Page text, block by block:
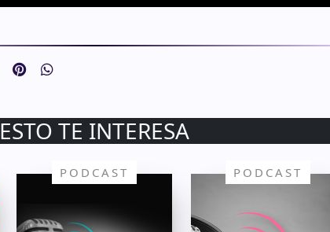
ESTO TE INTERESA
PODCAST PODCAST